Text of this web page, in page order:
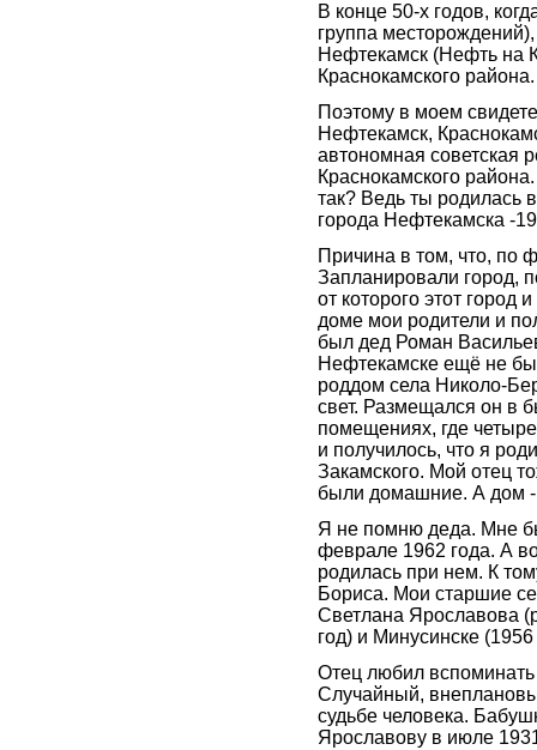
В конце 50-х годов,
группа
Нефтекамск (Нефть на
Краснокамского района.
Поэтому в моем
Нефтекамск,
автономная советская
Краснокамского
так? Ведь ты родилась
города Нефтекамска -
Причина в том, что, по
Запланировали город,
от которого этот город
доме мои родители и
был дед Роман
Нефтекамске ещё не
роддом села Николо-
свет. Размещался он в
помещениях, где
и получилось, что я
Закамского. Мой отец
были домашние. А дом
Я не помню деда. Мне
феврале 1962 года. А
родилась при нем. К
Бориса. Мои старшие
Светлана Ярославова
год) и Минусинске (1956
Отец любил
Случайный,
судьбе человека.
Ярославову в июле